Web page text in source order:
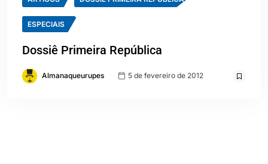
ESPECIAIS
Dossiê Primeira República
Almanaqueurupes 5 de fevereiro de 2012